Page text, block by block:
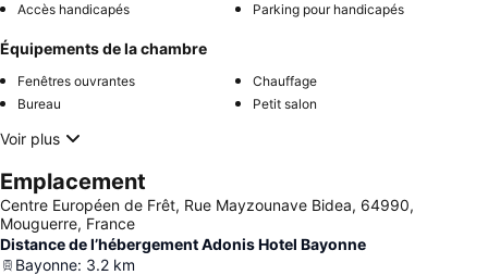
Accès handicapés Parking pour handicapés
Équipements de la chambre
Fenêtres ouvrantes
Chauffage
Bureau
Petit salon
Voir plus
Emplacement
Centre Européen de Frêt, Rue Mayzounave Bidea, 64990,
Mouguerre, France
Distance de l’hébergement Adonis Hotel Bayonne
Bayonne: 3.2 km